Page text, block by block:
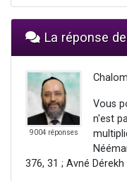
La réponse de
9004 réponses
Vous
n'est
376, 31 ; Avné